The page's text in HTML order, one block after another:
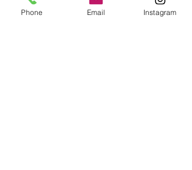
Phone Email Instagram